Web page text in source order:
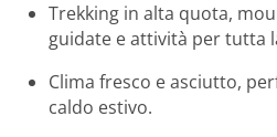
Trekking in alta quota,
guidate e attività per tutta
Clima fresco e asciutto,
caldo estivo.